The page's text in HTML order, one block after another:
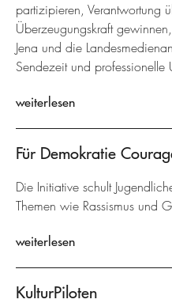
partizipieren, Verantwortung
Überzeugungskraft
Jena und die
Sendezeit und professionelle
weiterlesen
Für Demokratie
Die Initiative schult
Themen wie Rassismus und
weiterlesen
KulturPiloten